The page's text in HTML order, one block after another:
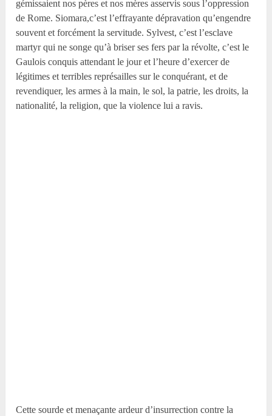
gémissaient nos pères et nos mères asservis sous l’oppression
de Rome. Siomara,c’est l’effrayante dépravation qu’engendre
souvent et forcément la servitude. Sylvest, c’est l’esclave
martyr qui ne songe qu’à briser ses fers par la révolte, c’est le
Gaulois conquis attendant le jour et l’heure d’exercer de
légitimes et terribles représailles sur le conquérant, et de
revendiquer, les armes à la main, le sol, la patrie, les droits, la
nationalité, la religion, que la violence lui a ravis.
Cette sourde et menaçante ardeur d’insurrection contre la